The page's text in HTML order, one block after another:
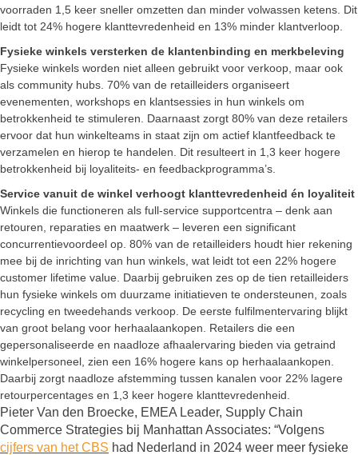
voorraden 1,5 keer sneller omzetten dan minder volwassen ketens. Dit
leidt tot 24% hogere klanttevredenheid en 13% minder klantverloop.
Fysieke winkels versterken de klantenbinding en merkbeleving
Fysieke winkels worden niet alleen gebruikt voor verkoop, maar ook
als community hubs. 70% van de retailleiders organiseert
evenementen, workshops en klantsessies in hun winkels om
betrokkenheid te stimuleren. Daarnaast zorgt 80% van deze retailers
ervoor dat hun winkelteams in staat zijn om actief klantfeedback te
verzamelen en hierop te handelen. Dit resulteert in 1,3 keer hogere
betrokkenheid bij loyaliteits- en feedbackprogramma’s.
Service vanuit de winkel verhoogt klanttevredenheid én loyaliteit
Winkels die functioneren als full-service supportcentra – denk aan
retouren, reparaties en maatwerk – leveren een significant
concurrentievoordeel op. 80% van de retailleiders houdt hier rekening
mee bij de inrichting van hun winkels, wat leidt tot een 22% hogere
customer lifetime value. Daarbij gebruiken zes op de tien retailleiders
hun fysieke winkels om duurzame initiatieven te ondersteunen, zoals
recycling en tweedehands verkoop. De eerste fulfilmentervaring blijkt
van groot belang voor herhaalaankopen. Retailers die een
gepersonaliseerde en naadloze afhaalervaring bieden via getraind
winkelpersoneel, zien een 16% hogere kans op herhaalaankopen.
Daarbij zorgt naadloze afstemming tussen kanalen voor 22% lagere
retourpercentages en 1,3 keer hogere klanttevredenheid.
Pieter Van den Broecke, EMEA Leader, Supply Chain
Commerce Strategies bij Manhattan Associates: “Volgens
cijfers van het CBS had Nederland in 2024 weer meer fysieke